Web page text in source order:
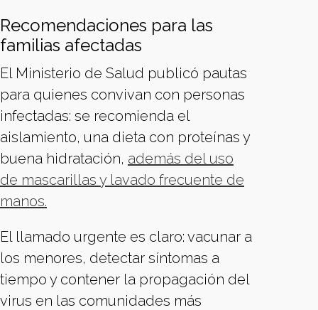
Recomendaciones para las
familias afectadas
El Ministerio de Salud publicó pautas
para quienes convivan con personas
infectadas: se recomienda el
aislamiento, una dieta con proteínas y
buena hidratación, además del uso
de mascarillas y lavado frecuente de
manos.
El llamado urgente es claro: vacunar a
los menores, detectar síntomas a
tiempo y contener la propagación del
virus en las comunidades más